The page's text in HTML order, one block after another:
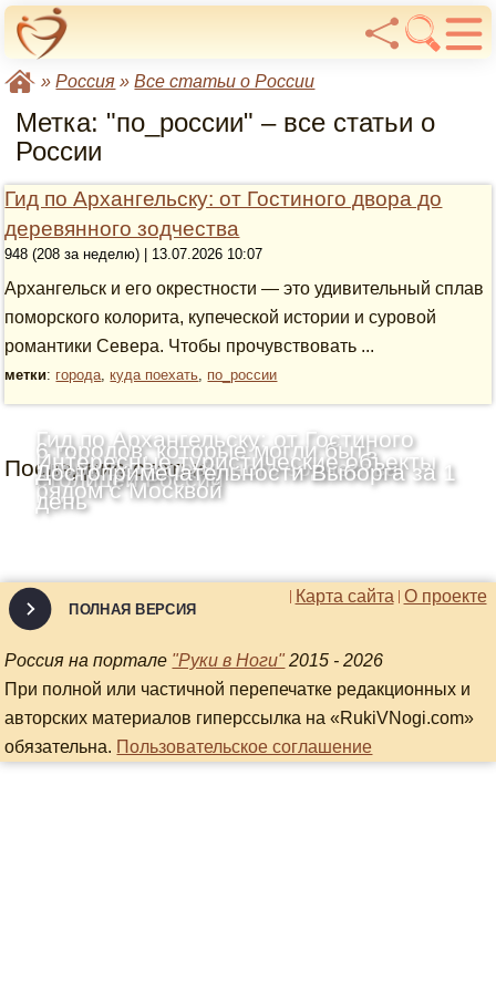
»Россия »Все статьи о России
Метка: "по_россии" – все статьи о
России
Гид по Архангельску: от Гостиного двора до
деревянного зодчества
948 (208 за неделю) | 13.07.2026 10:07
Архангельск и его окрестности — это удивительный сплав
поморского колорита, купеческой истории и суровой
романтики Севера. Чтобы прочувствовать ...
метки: города,куда поехать, по_россии
Последние статьи
Гид по Архангельску: от Гостиного
двора до деревянного зодчества
6 городов, которые могли быть
столицей России
Интересные туристические объекты
рядом с Москвой
Достопримечательности Выборга за 1
день
О проекте
Карта сайта
ПОЛНАЯ ВЕРСИЯ
Россия на портале "Руки в Ноги" 2015 - 2026
При полной или частичной перепечатке редакционных и
авторских материалов гиперссылка на «RukiVNogi.com»
обязательна. Пользовательское соглашение